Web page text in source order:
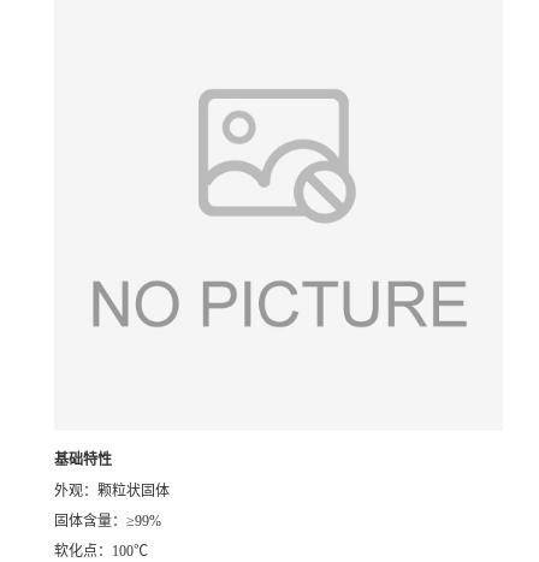
基础特性
外观：颗粒状固体
固体含量：≥99%
软化点：100℃